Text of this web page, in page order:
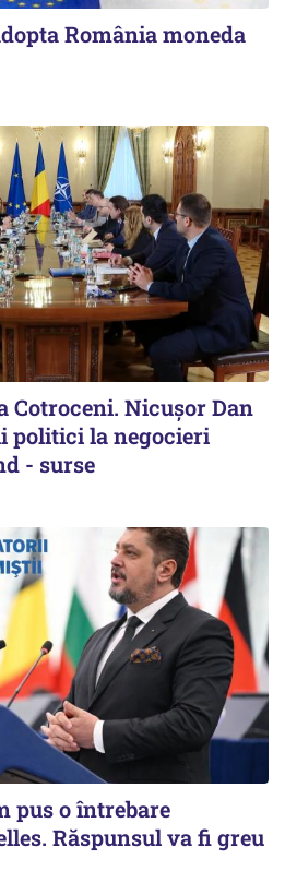
România moneda
Nicușor Dan
politici la negocieri
- surse
pus o întrebare
Răspunsul va fi greu